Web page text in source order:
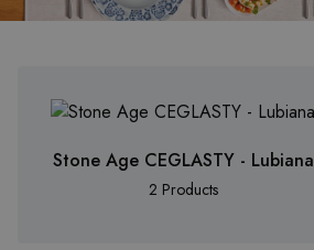
Stone Age CEGLASTY - Lubiana
2 Products